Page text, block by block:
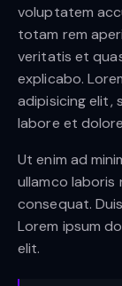
voluptatem
totam rem
veritatis et
explicabo.
adipisicing elit,
labore et
Ut enim ad
ullamco laboris
consequat.
Lorem ipsum
elit.